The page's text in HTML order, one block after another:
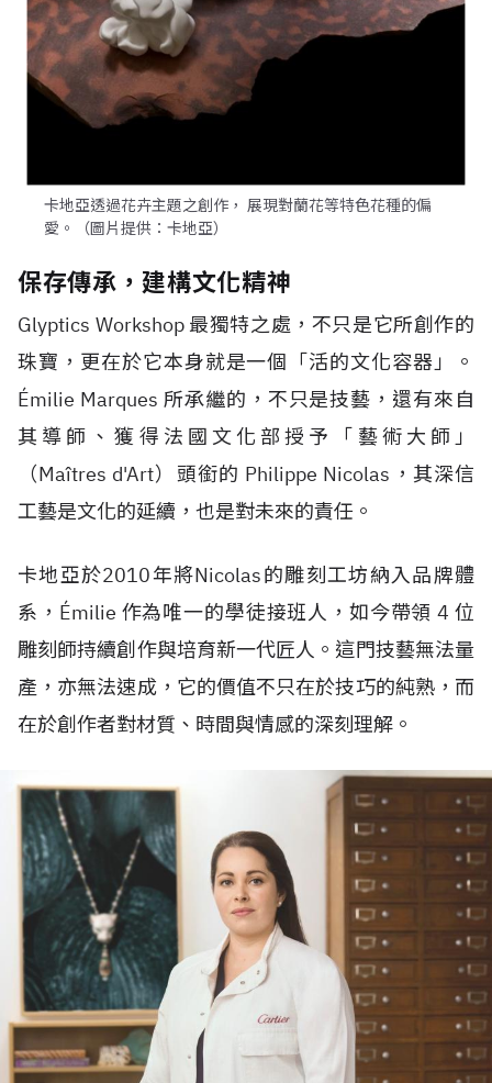
卡地亞透過花卉主題之創作， 展現對蘭花等特色花種的偏
愛。（圖片提供：卡地亞）
保存傳承，建構文化精神
Glyptics Workshop 最獨特之處，不只是它所創作的
珠寶，更在於它本身就是一個「活的文化容器」。
Émilie Marques 所承繼的，不只是技藝，還有來自
其導師、獲得法國文化部授予「藝術大師」
（Maîtres d'Art）頭銜的 Philippe Nicolas，其深信
工藝是文化的延續，也是對未來的責任。
卡地亞於2010年將Nicolas的雕刻工坊納入品牌體
系，Émilie 作為唯一的學徒接班人，如今帶領 4 位
雕刻師持續創作與培育新一代匠人。這門技藝無法量
產，亦無法速成，它的價值不只在於技巧的純熟，而
在於創作者對材質、時間與情感的深刻理解。